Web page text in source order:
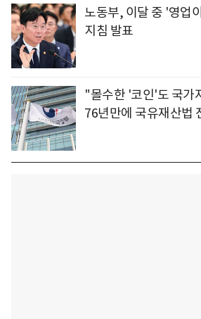
노동부, 이달 중 '영업
지침 발표
"몰수한 '코인'도 국
76년만에 국유재산법